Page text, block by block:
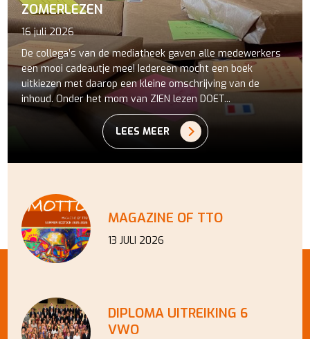
ZOMERLEZEN
16 juli 2026
De collega’s van de mediatheek gaven alle medewerkers
een mooi cadeautje mee! Iedereen mocht een boek
uitkiezen met daarop een kleine omschrijving van de
inhoud. Onder het mom van ZIEN lezen DOET...
LEES MEER
MAGAZINE OF TTO
13 JULI 2026
DIPLOMA UITREIKING 6
VWO